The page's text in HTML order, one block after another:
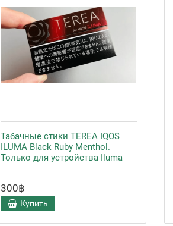
Табачные стики TEREA IQOS
ILUMA Black Ruby Menthol.
Только для устройства Iluma
300฿
Купить